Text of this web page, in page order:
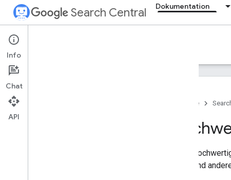
Search Central Dokumentation
Documentation
SEO-Grundlagen
Startseite
Durch
Filme und
Info
Chat
API